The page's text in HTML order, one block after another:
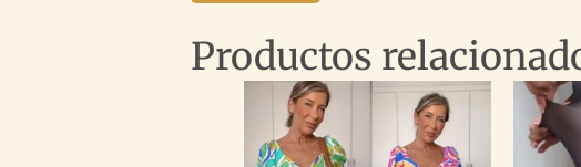
Productos